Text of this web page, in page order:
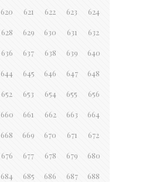
620 621 622 623 624
628 629 630 631 632
636 637 638 639 640
644 645 646 647 648
652 653 654 655 656
660 661 662 663 664
668 669 670 671 672
676 677 678 679 680
684 685 686 687 688